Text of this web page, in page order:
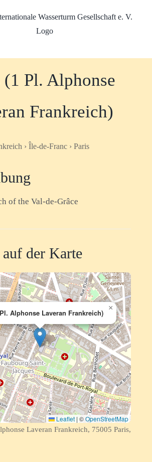
(1 Pl. Alphonse
Frankreich)
› Île-de-Franc › Paris
of the Val-de-Grâce
der Karte
Alphonse Laveran Frankreich)
×
Leaflet | ©OpenStreetMap
Laveran Frankreich, 75005 Paris,